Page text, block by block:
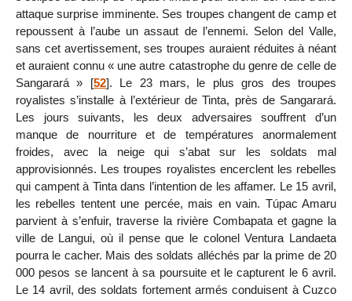
attaque surprise imminente. Ses troupes changent de camp et
repoussent à l’aube un assaut de l’ennemi. Selon del Valle,
sans cet avertissement, ses troupes auraient réduites à néant
et auraient connu « une autre catastrophe du genre de celle de
Sangarará » [52]. Le 23 mars, le plus gros des troupes
royalistes s’installe à l’extérieur de Tinta, près de Sangarará.
Les jours suivants, les deux adversaires souffrent d’un
manque de nourriture et de températures anormalement
froides, avec la neige qui s’abat sur les soldats mal
approvisionnés. Les troupes royalistes encerclent les rebelles
qui campent à Tinta dans l’intention de les affamer. Le 15 avril,
les rebelles tentent une percée, mais en vain. Túpac Amaru
parvient à s’enfuir, traverse la rivière Combapata et gagne la
ville de Langui, où il pense que le colonel Ventura Landaeta
pourra le cacher. Mais des soldats alléchés par la prime de 20
000 pesos se lancent à sa poursuite et le capturent le 6 avril.
Le 14 avril, des soldats fortement armés conduisent à Cuzco